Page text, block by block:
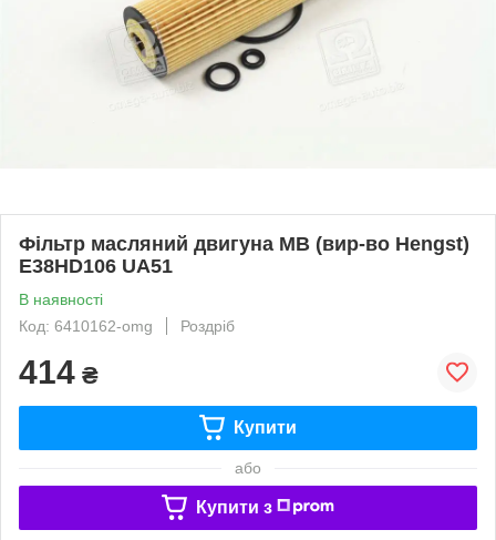
Фільтр масляний двигуна MB (вир-во Hengst)
E38HD106 UA51
В наявності
Код: 6410162-omg
Роздріб
414 ₴
Купити
або
Купити з